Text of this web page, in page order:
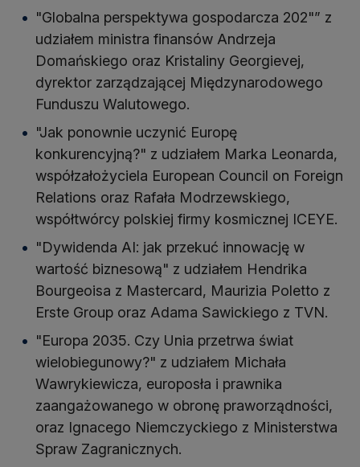
"Globalna perspektywa gospodarcza 202"” z
udziałem ministra finansów Andrzeja
Domańskiego oraz Kristaliny Georgievej,
dyrektor zarządzającej Międzynarodowego
Funduszu Walutowego.
"Jak ponownie uczynić Europę
konkurencyjną?" z udziałem Marka Leonarda,
współzałożyciela European Council on Foreign
Relations oraz Rafała Modrzewskiego,
współtwórcy polskiej firmy kosmicznej ICEYE.
"Dywidenda AI: jak przekuć innowację w
wartość biznesową" z udziałem Hendrika
Bourgeoisa z Mastercard, Maurizia Poletto z
Erste Group oraz Adama Sawickiego z TVN.
"Europa 2035. Czy Unia przetrwa świat
wielobiegunowy?" z udziałem Michała
Wawrykiewicza, europosła i prawnika
zaangażowanego w obronę praworządności,
oraz Ignacego Niemczyckiego z Ministerstwa
Spraw Zagranicznych.